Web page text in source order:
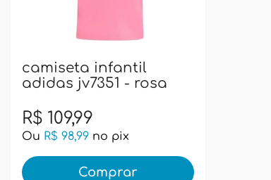
camiseta infantil
adidas jv7351 - rosa
R$ 109,99
Ou R$ 98,99 no pix
Comprar